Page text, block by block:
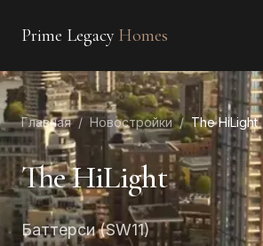
Prime Legacy Homes
Главная
Услуги
Районы
О нас
КОНТАКТЫ
Главная / Новостройки / The HiLight
The HiLight
Баттерси (SW11)